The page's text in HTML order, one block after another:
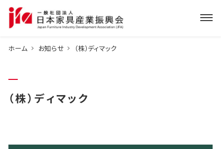
ホーム お知らせ （株）ディマック
（株）ディマック